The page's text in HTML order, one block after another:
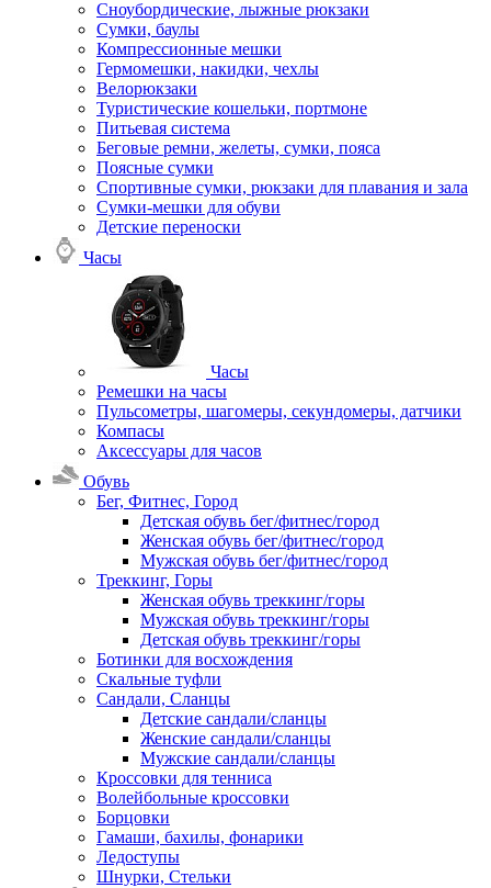
Сноубордические, лыжные рюкзаки
Сумки, баулы
Компрессионные мешки
Гермомешки, накидки, чехлы
Велорюкзаки
Туристические кошельки, портмоне
Питьевая система
Беговые ремни, желеты, сумки, пояса
Поясные сумки
Спортивные сумки, рюкзаки для плавания и зала
Сумки-мешки для обуви
Детские переноски
Часы
Часы
Ремешки на часы
Пульсометры, шагомеры, секундомеры, датчики
Компасы
Аксессуары для часов
Обувь
Бег, Фитнес, Город
Детская обувь бег/фитнес/город
Женская обувь бег/фитнес/город
Мужская обувь бег/фитнес/город
Треккинг, Горы
Женская обувь треккинг/горы
Мужская обувь треккинг/горы
Детская обувь треккинг/горы
Ботинки для восхождения
Скальные туфли
Сандали, Сланцы
Детские сандали/сланцы
Женские сандали/сланцы
Мужские сандали/сланцы
Кроссовки для тенниса
Волейбольные кроссовки
Борцовки
Гамаши, бахилы, фонарики
Ледоступы
Шнурки, Стельки